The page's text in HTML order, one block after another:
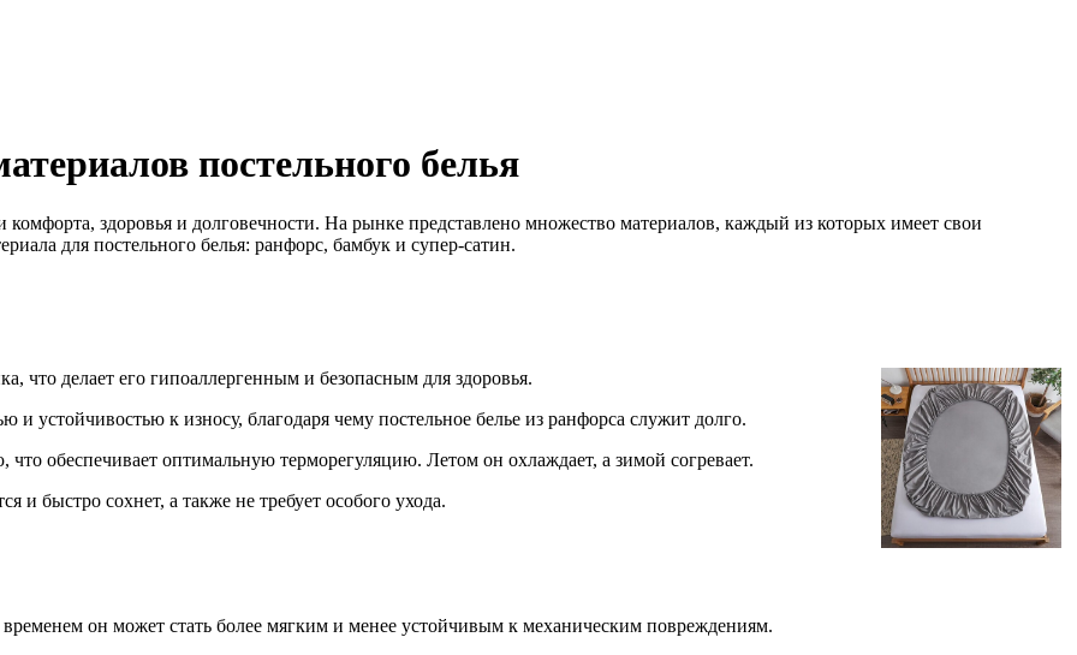
постельного белья
здоровья и долговечности. На рынке представлено множество материалов, каждый из которых имеет свои
для постельного белья: ранфорс, бамбук и супер-сатин.
что делает его гипоаллергенным и безопасным для здоровья.
и устойчивостью к износу, благодаря чему постельное белье из ранфорса служит долго.
обеспечивает оптимальную терморегуляцию. Летом он охлаждает, а зимой согревает.
и быстро сохнет, а также не требует особого ухода.
он может стать более мягким и менее устойчивым к механическим повреждениям.